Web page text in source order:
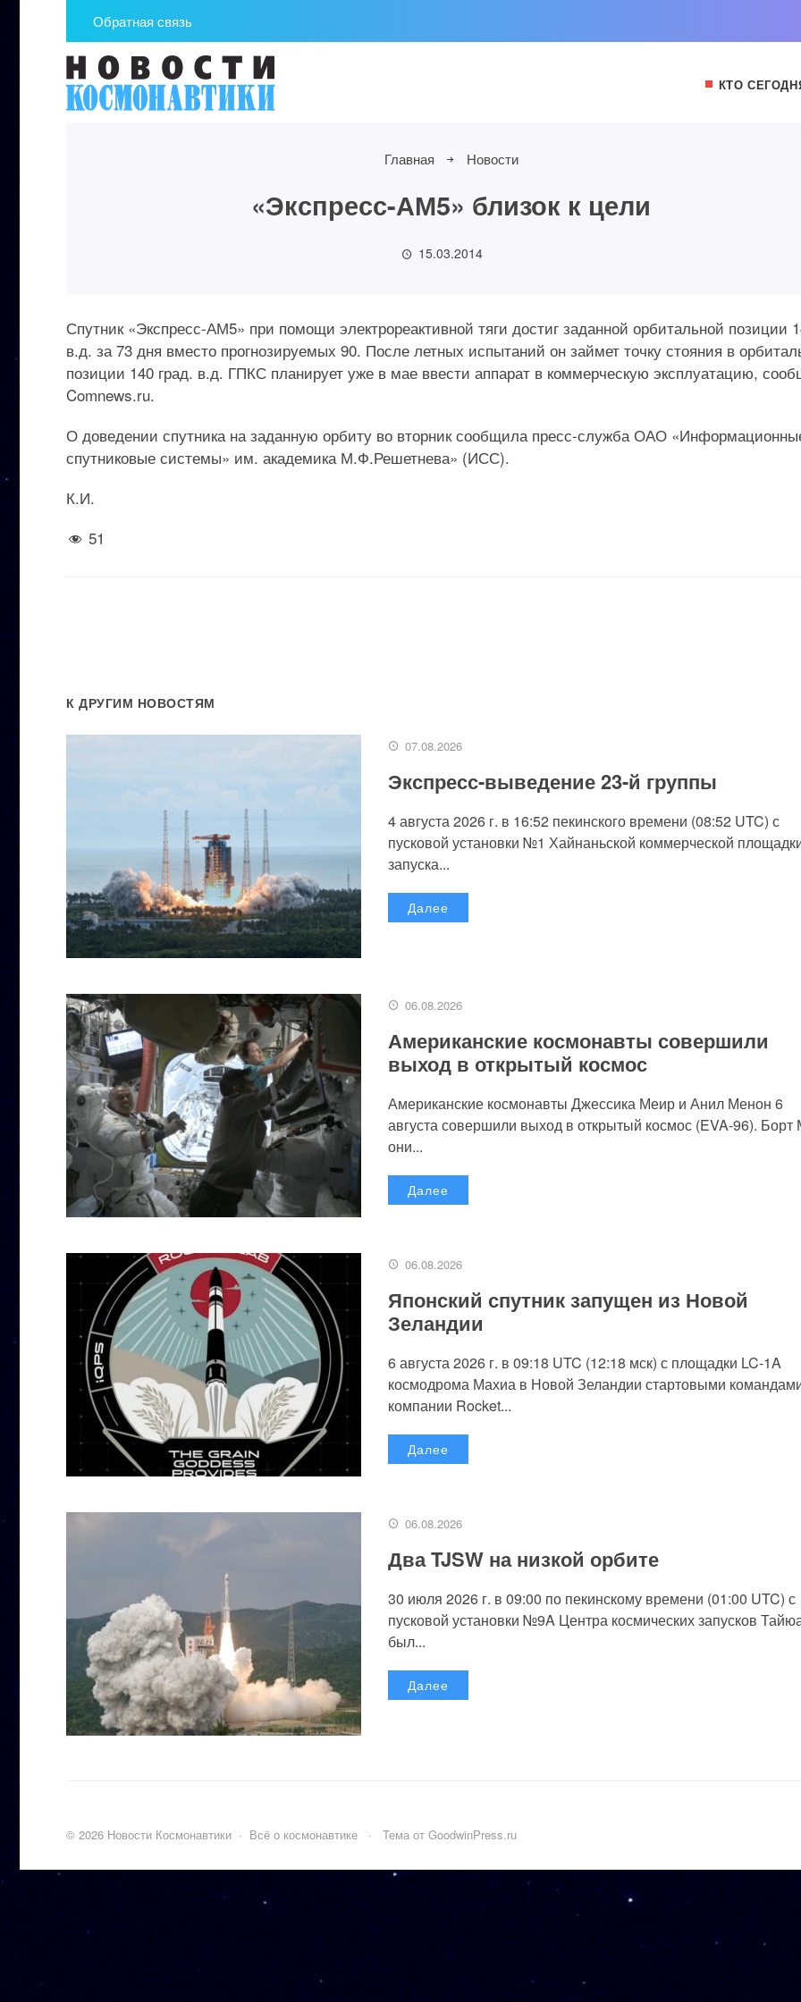
Обратная связь
КТО
Главная Новости
«Экспресс-АМ5» близок к цели
15.03.2014
Спутник «Экспресс-АМ5» при помощи электрореактивной тяги достиг заданной орбитальной позиции
в.д. за 73 дня вместо прогнозируемых 90. После летных испытаний он займет точку стояния в
позиции 140 град. в.д. ГПКС планирует уже в мае ввести аппарат в коммерческую эксплуатацию,
Comnews.ru.
О доведении спутника на заданную орбиту во вторник сообщила пресс-служба ОАО
спутниковые системы» им. академика М.Ф.Решетнева» (ИСС).
К.И.
51
К ДРУГИМ НОВОСТЯМ
07.08.2026
Экспресс-выведение 23-й группы
4 августа 2026 г. в 16:52 пекинского времени (08:52 UTC) с
пусковой установки №1 Хайнаньской коммерческой
запуска...
Далее
06.08.2026
Американские космонавты совершили
выход в открытый космос
Американские космонавты Джессика Меир и Анил Менон 6
августа совершили выход в открытый космос (EVA-96).
они...
Далее
06.08.2026
Японский спутник запущен из Новой
Зеландии
6 августа 2026 г. в 09:18 UTC (12:18 мск) с площадки LC-1A
космодрома Махиа в Новой Зеландии стартовыми
компании Rocket...
Далее
06.08.2026
Два TJSW на низкой орбите
30 июля 2026 г. в 09:00 по пекинскому времени (01:00 UTC) с
пусковой установки №9A Центра космических запусков
был...
Далее
© 2026 Новости Космонавтики · Всё о космонавтике · Тема от GoodwinPress.ru